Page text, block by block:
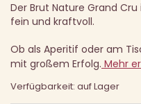
Der Brut Nature Grand
fein und kraftvoll.
Ob als Aperitif oder am
mit großem Erfolg. Mehr
Verfügbarkeit: auf Lager